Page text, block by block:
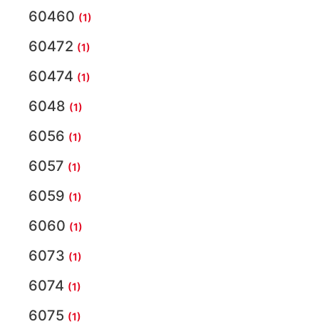
60460 (1)
60472 (1)
60474 (1)
6048 (1)
6056 (1)
6057 (1)
6059 (1)
6060 (1)
6073 (1)
6074 (1)
6075 (1)